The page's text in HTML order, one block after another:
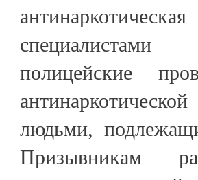
специалистами
полицейские
людьми,
Призывникам